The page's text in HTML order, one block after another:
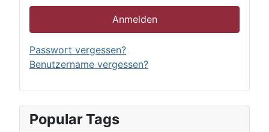
Anmelden
Passwort vergessen?
Benutzername vergessen?
Popular Tags